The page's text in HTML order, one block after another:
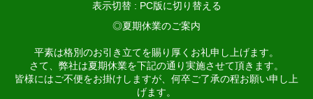
表示切替 : PC版に切り替える
◎夏期休業のご案内
平素は格別のお引き立てを賜り厚くお礼申し上げます。
さて、弊社は夏期休業を下記の通り実施させて頂きます。
皆様にはご不便をお掛けしますが、何卒ご了承の程お願い申し上
げます。